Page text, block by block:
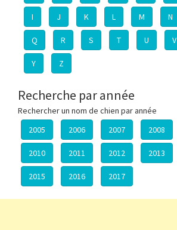
I J K L M N
Q R S T U V
Y Z
Recherche par année
Rechercher un nom de chien par année
2005
2006 2007 2008
2010 2011 2012 2013
2015 2016 2017